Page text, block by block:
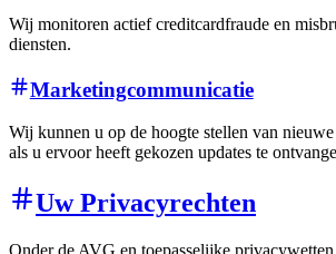
Wij monitoren actief creditcardfraude en
diensten.
Marketingcommunicatie
Wij kunnen u op de hoogte stellen van
als u ervoor heeft gekozen updates te
Uw Privacyrechten